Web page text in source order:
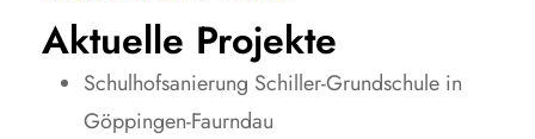
Aktuelle Projekte
Schulhofsanierung Schiller-Grundschule in
Göppingen-Faurndau